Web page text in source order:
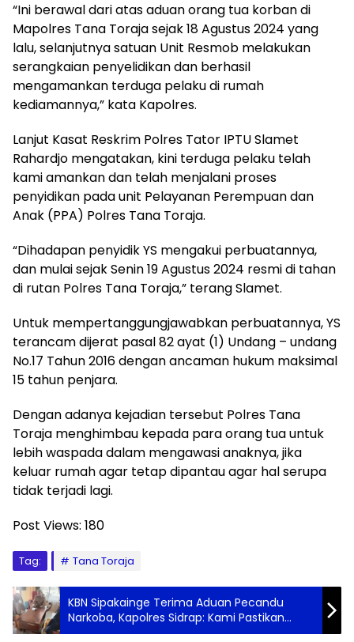
“Ini berawal dari atas aduan orang tua korban di
Mapolres Tana Toraja sejak 18 Agustus 2024 yang
lalu, selanjutnya satuan Unit Resmob melakukan
serangkaian penyelidikan dan berhasil
mengamankan terduga pelaku di rumah
kediamannya,” kata Kapolres.
Lanjut Kasat Reskrim Polres Tator IPTU Slamet
Rahardjo mengatakan, kini terduga pelaku telah
kami amankan dan telah menjalani proses
penyidikan pada unit Pelayanan Perempuan dan
Anak (PPA) Polres Tana Toraja.
“Dihadapan penyidik YS mengakui perbuatannya,
dan mulai sejak Senin 19 Agustus 2024 resmi di tahan
di rutan Polres Tana Toraja,” terang Slamet.
Untuk mempertanggungjawabkan perbuatannya, YS
terancam dijerat pasal 82 ayat (1) Undang – undang
No.17 Tahun 2016 dengan ancaman hukum maksimal
15 tahun penjara.
Dengan adanya kejadian tersebut Polres Tana
Toraja menghimbau kepada para orang tua untuk
lebih waspada dalam mengawasi anaknya, jika
keluar rumah agar tetap dipantau agar hal serupa
tidak terjadi lagi.
Post Views: 180
Tag: Tana Toraja
KBN Sipakainge Terima Aduan Pecandu
Narkoba, Kapolres Sidrap: Kami Pastikan
Korban Mendapat Rehabilitas yang Tepat